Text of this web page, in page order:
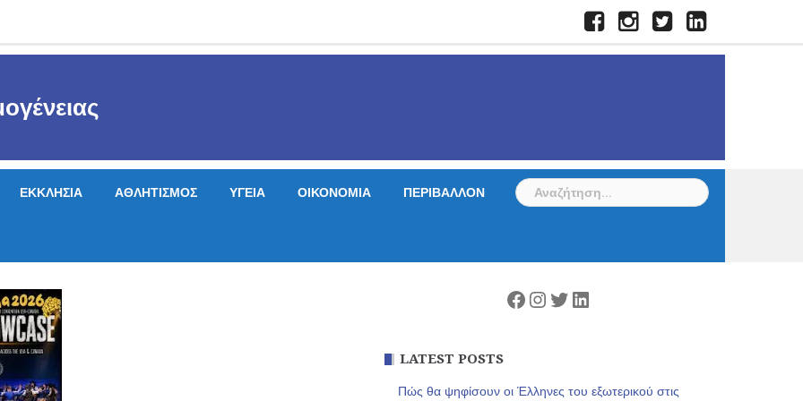
FacebookInstagramTwitterLinkedIn
ΕΚΚΛΗΣΙΑ ΑΘΛΗΤΙΣΜΟΣ ΥΓΕΙΑ ΟΙΚΟΝΟΜΙΑ ΠΕΡΙΒΑΛΛΟΝ
Αναζήτηση
για:
Facebook
Instagram
Twitter
Linkedin
LATEST POSTS
Πώς θα ψηφίσουν οι Έλληνες του εξωτερικού στις